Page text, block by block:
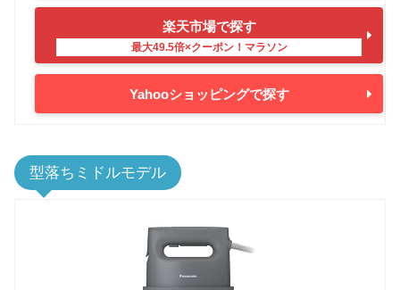
楽天市場で探す
Yahooショッピングで探す
型落ちミドルモデル